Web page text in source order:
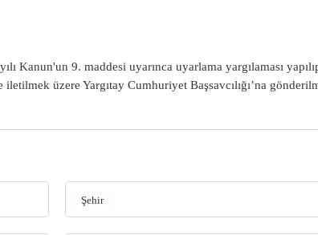
Kanun'un 9. maddesi uyarınca uyarlama yargılaması
üzere Yargıtay Cumhuriyet Başsavcılığı’na
Şehir